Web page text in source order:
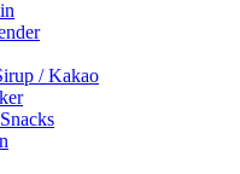
/ Kakao